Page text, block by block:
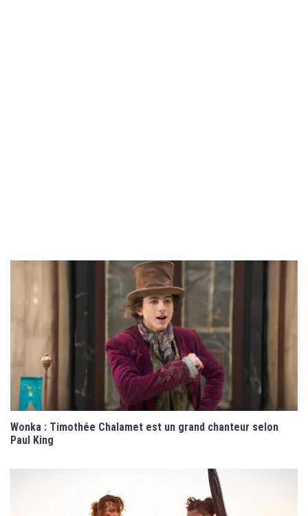
Wonka : Timothée Chalamet est un grand chanteur selon
Paul King